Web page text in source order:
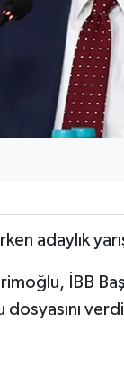
adaylık
İBB
dosyasını